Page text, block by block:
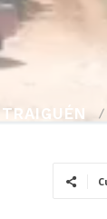
TRAIGUÉN